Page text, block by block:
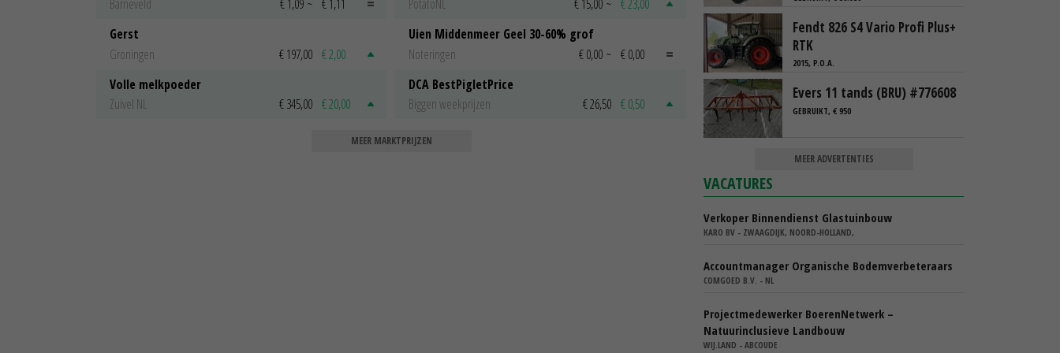
Barneveld
€ 1,09 ~ € 1,11
Gerst
Groningen
€ 197,00 € 2,00
Volle melkpoeder
Zuivel NL
€ 345,00 € 20,00
PotatoNL
€ 15,00 ~ € 23,00
Uien Middenmeer Geel 30-60% grof
Noteringen
€ 0,00 ~ € 0,00
DCA BestPigletPrice
Biggen weekprijzen
€ 26,50 € 0,50
MEER MARKTPRIJZEN
Fendt 826 S4 Vario Profi Plus+
RTK
2015, P.O.A.
Evers 11 tands (BRU) #776608
GEBRUIKT, € 950
MEER ADVERTENTIES
VACATURES
Verkoper Binnendienst Glastuinbouw
KARO BV - ZWAAGDIJK, NOORD-HOLLAND,
Accountmanager Organische Bodemverbeteraars
COMGOED B.V. - NL
Projectmedewerker BoerenNetwerk –
Natuurinclusieve Landbouw
WIJ.LAND - ABCOUDE